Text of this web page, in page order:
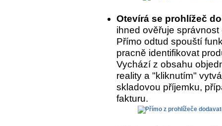
Otevírá se prohlížeč
ihned ověřuje správnost
Přímo odtud spouští
pracně identifikovat
Vychází z obsahu
reality a "kliknutím"
skladovou příjemku,
fakturu.